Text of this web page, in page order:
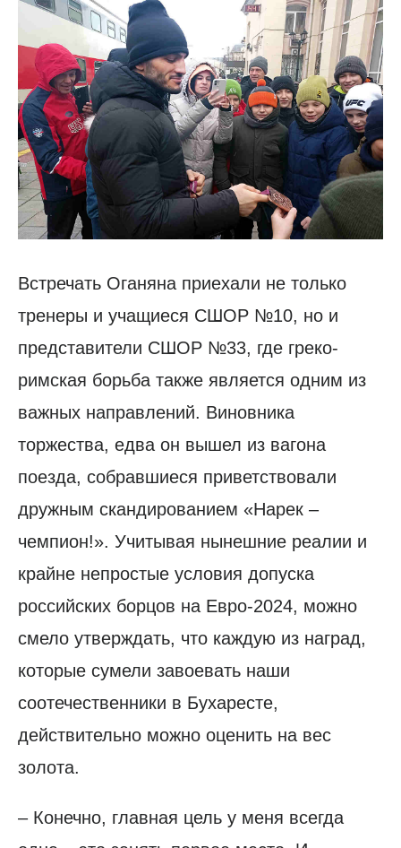
Встречать Оганяна приехали не только
тренеры и учащиеся СШОР №10, но и
представители СШОР №33, где греко-
римская борьба также является одним из
важных направлений. Виновника
торжества, едва он вышел из вагона
поезда, собравшиеся приветствовали
дружным скандированием «Нарек –
чемпион!». Учитывая нынешние реалии и
крайне непростые условия допуска
российских борцов на Евро-2024, можно
смело утверждать, что каждую из наград,
которые сумели завоевать наши
соотечественники в Бухаресте,
действительно можно оценить на вес
золота.
– Конечно, главная цель у меня всегда